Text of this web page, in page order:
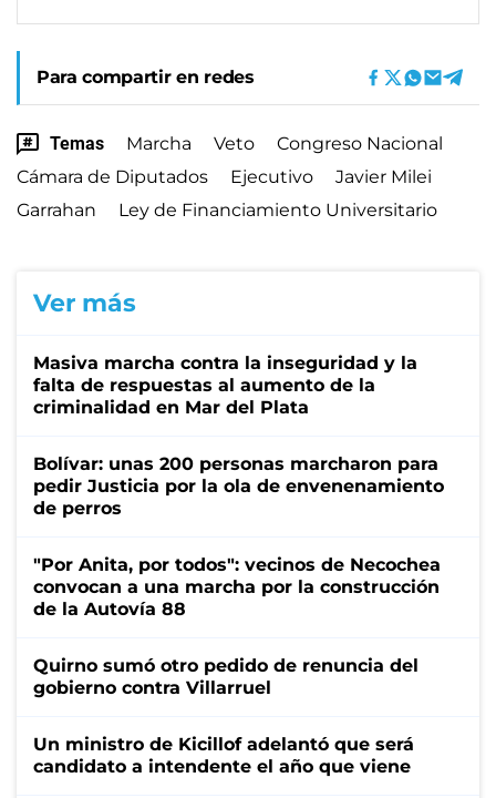
Para compartir en redes
Temas Marcha Veto
Congreso Nacional
Cámara de Diputados
Ejecutivo
Javier Milei
Garrahan
Ley de Financiamiento Universitario
Ver más
Masiva marcha contra la inseguridad y la
falta de respuestas al aumento de la
criminalidad en Mar del Plata
Bolívar: unas 200 personas marcharon para
pedir Justicia por la ola de envenenamiento
de perros
"Por Anita, por todos": vecinos de Necochea
convocan a una marcha por la construcción
de la Autovía 88
Quirno sumó otro pedido de renuncia del
gobierno contra Villarruel
Un ministro de Kicillof adelantó que será
candidato a intendente el año que viene